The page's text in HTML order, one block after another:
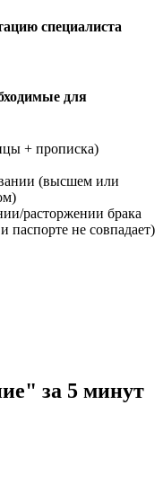
специалиста
для
+ прописка)
(высшем или
расторжении брака
паспорте не совпадает)
за 5 минут